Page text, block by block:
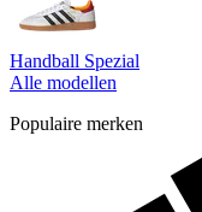
Handball Spezial
Alle modellen
Populaire merken